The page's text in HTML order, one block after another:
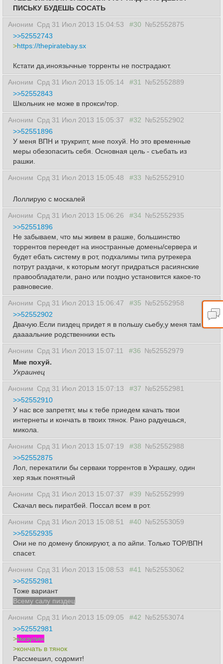
ПИСЬКУ БУДЕШЬ СОСАТЬ
Аноним Срд 31 Июл 2013 15:04:53 #30 №52552875
>>52552743
>https://thepiratebay.sx
Кстати да,иноязычные торренты не пострадают.
Аноним Срд 31 Июл 2013 15:05:14 #31
№52552889
>>52552843
Школьник не може в прокси/тор.
Аноним Срд 31 Июл 2013 15:05:37 #32 №52552902
>>52551896
У меня ВПН и трукрипт, мне похуй. Но это временные
меры обезопасить себя. Основная цель - съебать из
рашки.
Аноним Срд 31 Июл 2013 15:05:48 #33 №52552910
Лоллирую с москалей
Аноним Срд 31 Июл 2013 15:06:26 #34 №52552935
>>52551896
Не забываем, что мы живем в рашке, большинство
торрентов переедет на иностранные домены/сервера и
будет ебать систему в рот, подхалимы типа рутрекера
потрут раздачи, к которым могут придраться расиянские
правообладатели, рано или поздно установится какое-то
равновесие.
Аноним Срд 31 Июл 2013 15:06:47 #35 №52552958
>>52552902
Двачую.Если пиздец придет я в польшу сьебу,у меня там
даааальние родственники есть
Аноним Срд 31 Июл 2013 15:07:11 #36 №52552979
Мне похуй.
Украинец
Аноним Срд 31 Июл 2013 15:07:13 #37 №52552981
>>52552910
У нас все запретят, мы к тебе приедем качать твои
интернеты и кончать в твоих тянок. Рано радуешься,
микола.
Аноним Срд 31 Июл 2013 15:07:19 #38 №52552988
>>52552875
Лол, перекатили бы серваки торрентов в Украшку, один
хер язык понятный
Аноним Срд 31 Июл 2013 15:07:37 #39 №52552999
Скачал весь пиратбей. Поссал всем в рот.
Аноним Срд 31 Июл 2013 15:08:51 #40 №52553059
>>52552935
Они не по домену блокируют, а по айпи. Только ТОР/ВПН
спасет.
Аноним Срд 31 Июл 2013 15:08:53 #41
№52553062
>>52552981
Тоже вариант
Всему салу пиздец
Аноним Срд 31 Июл 2013 15:09:05 #42 №52553074
>>52552981
>мизулин
>кончать в тянок
Рассмешил, содомит!